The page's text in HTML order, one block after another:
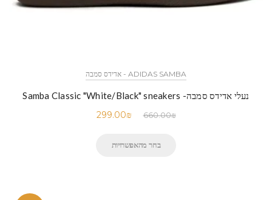
ADIDAS SAMBA - אדידס סמבה
נעלי אדידס סמבה- Samba Classic "White/Black" sneakers
660.00₪
299.00₪
בחר מהאפשרויות